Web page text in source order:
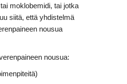
moklobemidi, tai jotka
siitä, että yhdistelmä
nousua
nousua: